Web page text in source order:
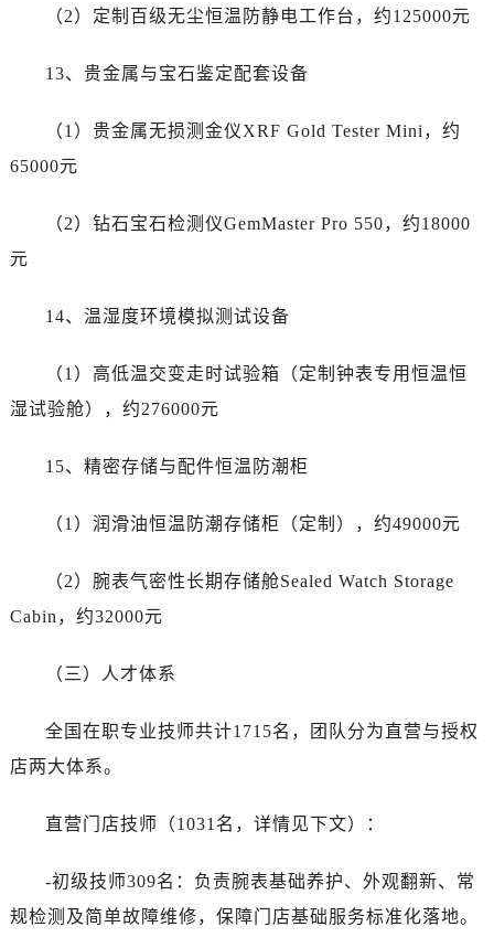
海南省海口市龙华区金贸东路5号海口华润大厦B座17层1707室劳力士售后服务中心（需提前预约）
（2）定制百级无尘恒温防静电工作台，约125000元
13、贵金属与宝石鉴定配套设备
（1）贵金属无损测金仪XRF Gold Tester Mini，约
65000元
（2）钻石宝石检测仪GemMaster Pro 550，约18000
元
14、温湿度环境模拟测试设备
（1）高低温交变走时试验箱（定制钟表专用恒温恒
湿试验舱），约276000元
15、精密存储与配件恒温防潮柜
（1）润滑油恒温防潮存储柜（定制），约49000元
（2）腕表气密性长期存储舱Sealed Watch Storage
Cabin，约32000元
（三）人才体系
全国在职专业技师共计1715名，团队分为直营与授权
店两大体系。
直营门店技师（1031名，详情见下文）：
-初级技师309名：负责腕表基础养护、外观翻新、常
规检测及简单故障维修，保障门店基础服务标准化落地。